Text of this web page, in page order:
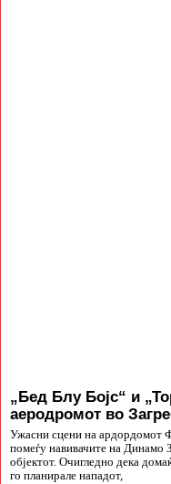
„Бед Блу Бојс“ и
аеродромот во
Ужасни сцени на ардордомот
помеѓу навивачите на Динамо
објектот. Очигледно дека
го планирале нападот,